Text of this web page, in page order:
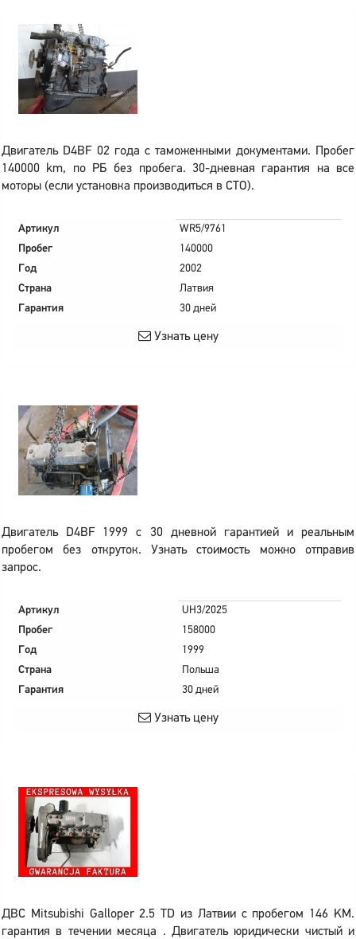
Двигатель D4BF 02 года с таможенными документами. Пробег
140000 km, по РБ без пробега. 30-дневная гарантия на все
моторы (если установка производиться в СТО).
Артикул
WR5/9761
Пробег
140000
Год
2002
Страна
Латвия
Гарантия
30 дней
Узнать цену
Двигатель D4BF 1999 с 30 дневной гарантией и реальным
пробегом без откруток. Узнать стоимость можно отправив
запрос.
Артикул
UH3/2025
Пробег
158000
Год
1999
Страна
Польша
Гарантия
30 дней
Узнать цену
ДВС Mitsubishi Galloper 2.5 TD из Латвии с пробегом 146 KM.
гарантия в течении месяца . Двигатель юридически чистый и